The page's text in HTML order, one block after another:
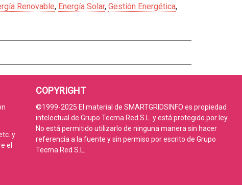
Renovable, Energía Solar, Gestión Energética,
y
el
COPYRIGHT
©1999-2025 El material de SMARTGRIDSINFO es propiedad
intelectual de Grupo Tecma Red S.L. y está protegido por ley.
No está permitido utilizarlo de ninguna manera sin hacer
referencia a la fuente y sin permiso por escrito de Grupo
Tecma Red S.L.